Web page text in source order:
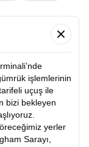
işlemlerinin
uçuş ile
bizi bekleyen
yerler
Sarayı,